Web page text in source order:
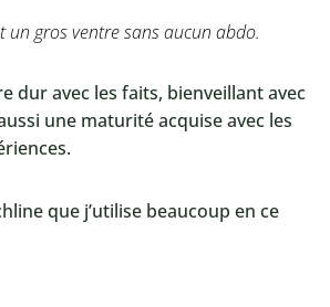
un gros ventre sans aucun abdo.
dur avec les faits, bienveillant avec
une maturité acquise avec les
que j’utilise beaucoup en ce